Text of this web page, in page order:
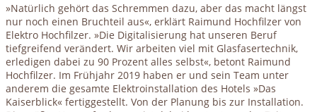
»Natürlich gehört das Schremmen dazu, aber das macht längst
nur noch einen Bruchteil aus«, erklärt Raimund Hochfilzer von
Elektro Hochfilzer. »Die Digitalisierung hat unseren Beruf
tiefgreifend verändert. Wir arbeiten viel mit Glasfasertechnik,
erledigen dabei zu 90 Prozent alles selbst«, betont Raimund
Hochfilzer. Im Frühjahr 2019 haben er und sein Team unter
anderem die gesamte Elektroinstallation des Hotels »Das
Kaiserblick« fertiggestellt. Von der Planung bis zur Installation.